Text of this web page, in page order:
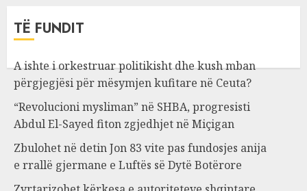
TË FUNDIT
A ishte i orkestruar politikisht dhe kush mban
përgjegjësi për mësymjen kufitare në Ceuta?
“Revolucioni mysliman” në SHBA, progresisti
Abdul El-Sayed fiton zgjedhjet në Miçigan
Zbulohet në detin Jon 83 vite pas fundosjes anija
e rrallë gjermane e Luftës së Dytë Botërore